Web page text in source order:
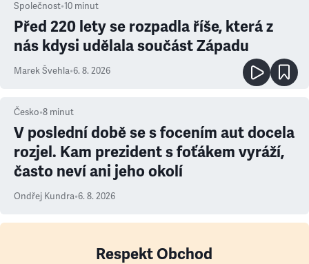
Společnost•10 minut
Před 220 lety se rozpadla říše, která z
nás kdysi udělala součást Západu
Marek Švehla•6. 8. 2026
Česko•8 minut
V poslední době se s focením aut docela
rozjel. Kam prezident s foťákem vyráží,
často neví ani jeho okolí
Ondřej Kundra•6. 8. 2026
Respekt Obchod